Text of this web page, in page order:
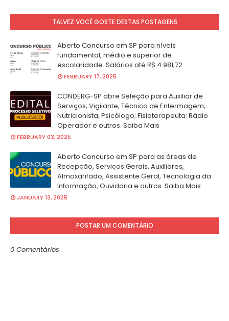
TALVEZ VOCÊ GOSTE DESTAS POSTAGENS
Aberto Concurso em SP para níveis
fundamental, médio e superior de
escolaridade. Salários até R$ 4.981,72
FEBRUARY 17, 2025
CONDERG-SP abre Seleção para Auxiliar de
Serviços; Vigilante; Técnico de Enfermagem;
Nutricionista; Psicólogo; Fisioterapeuta; Rádio
Operador e outros. Saiba Mais
FEBRUARY 03, 2025
Aberto Concurso em SP para as áreas de
Recepção, Serviços Gerais, Auxiliares,
Almoxarifado, Assistente Geral, Tecnologia da
Informação, Ouvidoria e outros. Saiba Mais
JANUARY 13, 2025
POSTAR UM COMENTÁRIO
0 Comentários